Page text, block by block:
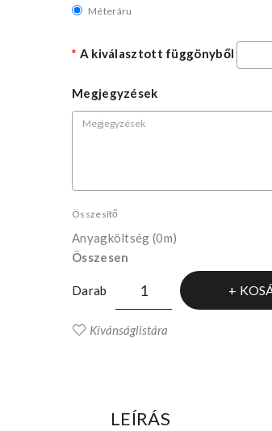
Méteráru
A kiválasztott függönyből
Megjegyzések
Összesítő
Anyagköltség (0m)
Összesen
Darab
Kívánságlistára
LEÍRÁS